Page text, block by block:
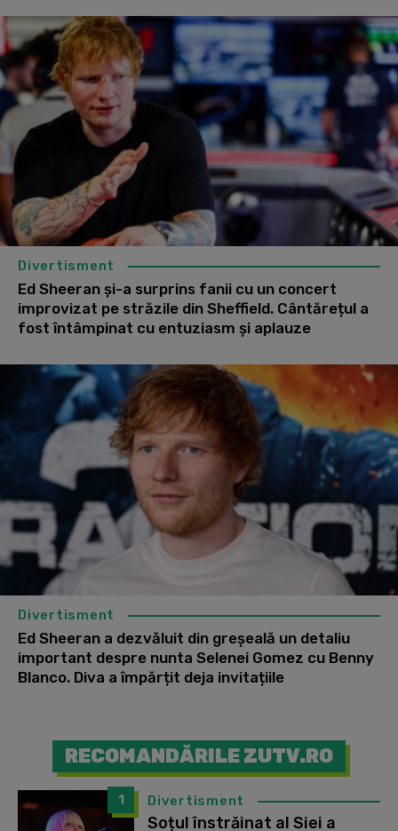
Divertisment
Ed Sheeran și-a surprins fanii cu un concert
improvizat pe străzile din Sheffield. Cântărețul a
fost întâmpinat cu entuziasm și aplauze
Divertisment
Ed Sheeran a dezvăluit din greșeală un detaliu
important despre nunta Selenei Gomez cu Benny
Blanco. Diva a împărțit deja invitațiile
RECOMANDĂRILE ZUTV.RO
1 Divertisment
Soțul înstrăinat al Siei a